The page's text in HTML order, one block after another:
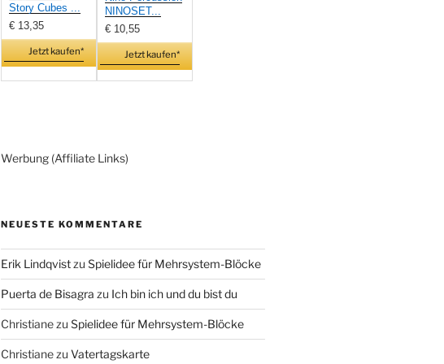
Story Cubes ...
€ 13,35
Jetzt kaufen*
NINOSET...
€ 10,55
Jetzt kaufen*
Werbung (Affiliate Links)
NEUESTE KOMMENTARE
Erik Lindqvistzu Spielidee für Mehrsystem-Blöcke
Puerta de Bisagra zu Ich bin ich und du bist du
Christianezu Spielidee für Mehrsystem-Blöcke
Christianezu Vatertagskarte